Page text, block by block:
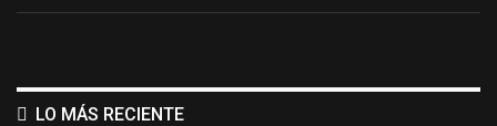
LO MÁS RECIENTE